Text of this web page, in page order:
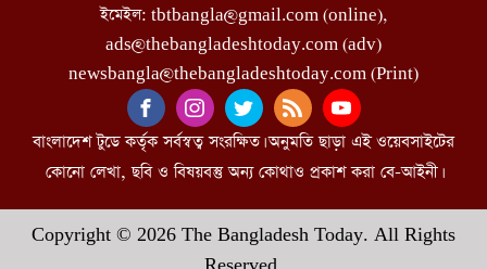
ইমেইল: tbtbangla@gmail.com (online),
ads@thebangladeshtoday.com (adv)
newsbangla@thebangladeshtoday.com (Print)
বাংলাদেশ টুডে কর্তৃক সর্বস্বত্ব সংরক্ষিত। অনুমতি ছাড়া এই ওয়েবসাইটের
কোনো লেখা, ছবি ও বিষয়বস্তু অন্য কোথাও প্রকাশ করা বে-আইনী।
Copyright © 2026 The Bangladesh Today. All Rights